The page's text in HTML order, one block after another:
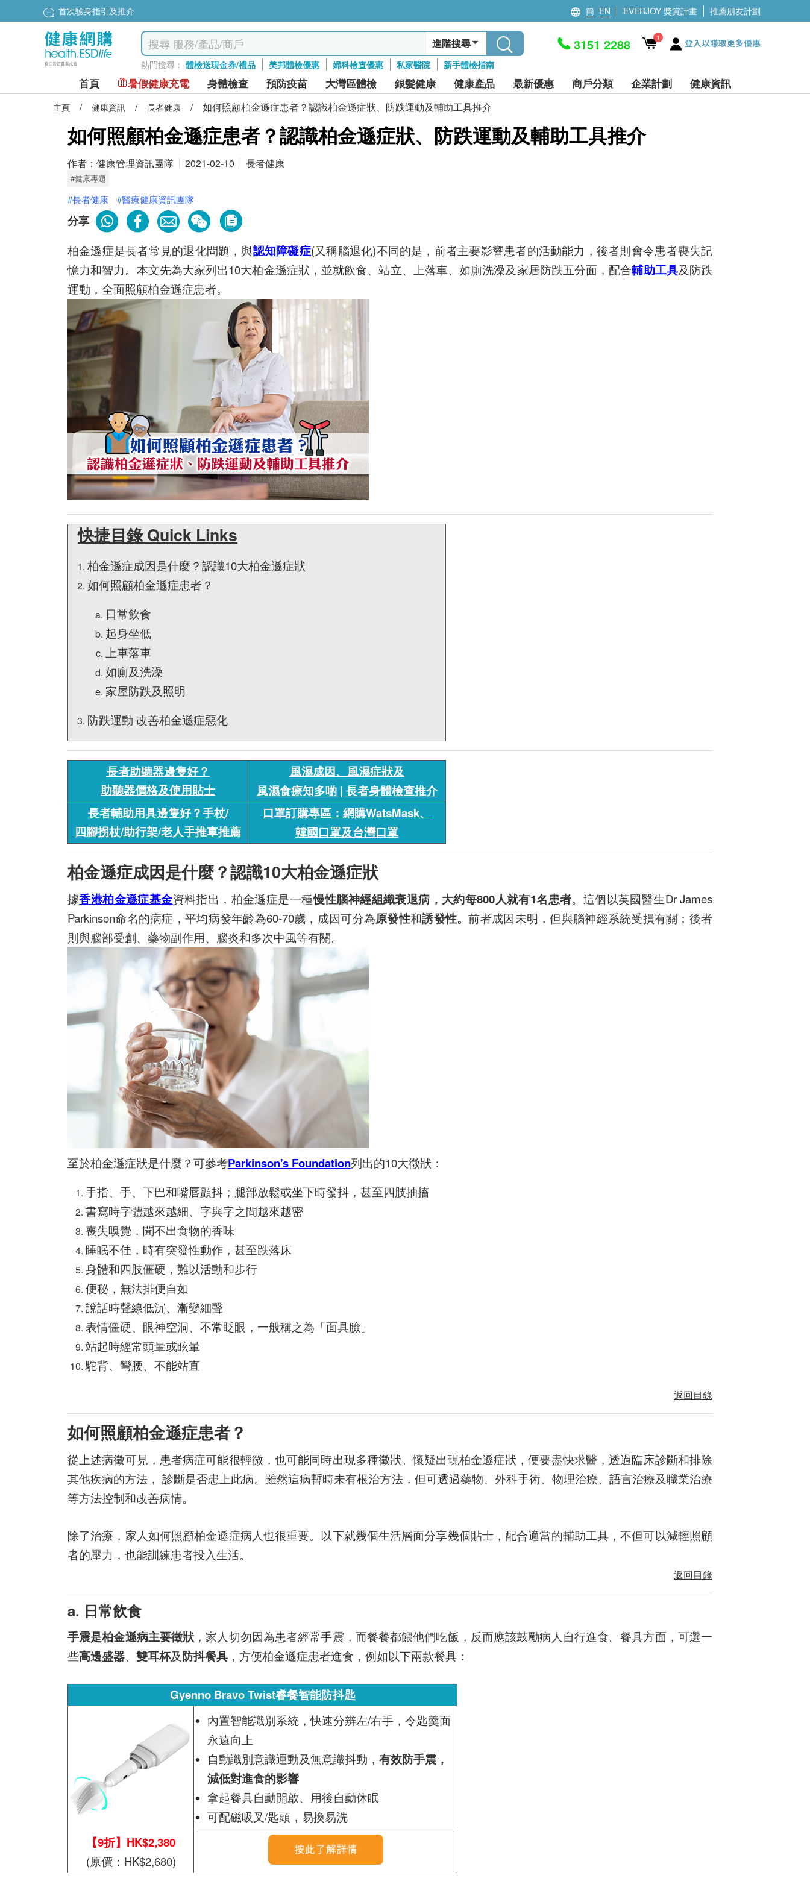
首次驗身指引及推介 簡 EN EVERJOY 獎賞計畫 推薦朋友計劃
進階搜尋
熱門搜尋： 體檢送現金券/禮品 美邦體檢優惠 婦科檢查優惠 私家醫院 新手體檢指南
3151 2288 1 登入以賺取更多優惠
首頁 暑假健康充電 身體檢查 預防疫苗 大灣區體檢 銀髮健康 健康產品 最新優惠 商戶分類 企業計劃 健康資訊
主頁 / 健康資訊 / 長者健康 / 如何照顧柏金遜症患者？認識柏金遜症狀、防跌運動及輔助工具推介
如何照顧柏金遜症患者？認識柏金遜症狀、防跌運動及輔助工具推介
作者： 健康管理資訊團隊 2021-02-10 長者健康
#健康專題
#長者健康 #醫療健康資訊團隊
分享
柏金遜症是長者常見的退化問題，與認知障礙症(又稱腦退化)不同的是，前者主要影響患者的活動能力，後者則會令患者喪失記
憶力和智力。本文先為大家列出10大柏金遜症狀，並就飲食、站立、上落車、如廁洗澡及家居防跌五分面，配合輔助工具及防跌
運動，全面照顧柏金遜症患者。
快捷目錄 Quick Links
柏金遜症成因是什麼？認識10大柏金遜症狀
如何照顧柏金遜症患者？
日常飲食
起身坐低
上車落車
如廁及洗澡
家屋防跌及照明
防跌運動 改善柏金遜症惡化
長者助聽器邊隻好？
助聽器價格及使用貼士
風濕成因、風濕症狀及
風濕食療知多啲 | 長者身體檢查推介
長者輔助用具邊隻好？手杖/
四腳拐杖/助行架/老人手推車推薦
口罩訂購專區：網購WatsMask、
韓國口罩及台灣口罩
柏金遜症成因是什麼？認識10大柏金遜症狀
據香港柏金遜症基金資料指出，柏金遜症是一種慢性腦神經組織衰退病，大約每800人就有1名患者。這個以英國醫生Dr James
Parkinson命名的病症，平均病發年齡為60-70歲，成因可分為原發性和誘發性。前者成因未明，但與腦神經系統受損有關；後者
則與腦部受創、藥物副作用、腦炎和多次中風等有關。
至於柏金遜症狀是什麼？可參考Parkinson's Foundation列出的10大徵狀：
手指、手、下巴和嘴唇顫抖；腿部放鬆或坐下時發抖，甚至四肢抽搐
書寫時字體越來越細、字與字之間越來越密
喪失嗅覺，聞不出食物的香味
睡眠不佳，時有突發性動作，甚至跌落床
身體和四肢僵硬，難以活動和步行
便秘，無法排便自如
說話時聲線低沉、漸變細聲
表情僵硬、眼神空洞、不常眨眼，一般稱之為「面具臉」
站起時經常頭暈或眩暈
駝背、彎腰、不能站直
返回目錄
如何照顧柏金遜症患者？
從上述病徵可見，患者病症可能很輕微，也可能同時出現多種徵狀。懷疑出現柏金遜症狀，便要盡快求醫，透過臨床診斷和排除
其他疾病的方法， 診斷是否患上此病。雖然這病暫時未有根治方法，但可透過藥物、外科手術、物理治療、語言治療及職業治療
等方法控制和改善病情。
除了治療，家人如何照顧柏金遜症病人也很重要。以下就幾個生活層面分享幾個貼士，配合適當的輔助工具，不但可以減輕照顧
者的壓力，也能訓練患者投入生活。
返回目錄
a. 日常飲食
手震是柏金遜病主要徵狀 ，家人切勿因為患者經常手震，而餐餐都餵他們吃飯，反而應該鼓勵病人自行進食。餐具方面，可選一
些高邊盛器、 雙耳杯及防抖餐具 ，方便柏金遜症患者進食，例如以下兩款餐具：
Gyenno Bravo Twist睿餐智能防抖匙
【9折】HK$2,380
(原價：HK$2,680)
內置智能識別系統，快速分辨左/右手，令匙羹面
永遠向上
自動識別意識運動及無意識抖動， 有效防手震，
減低對進食的影響
拿起餐具自動開啟、用後自動休眠
可配磁吸叉/匙頭，易換易洗